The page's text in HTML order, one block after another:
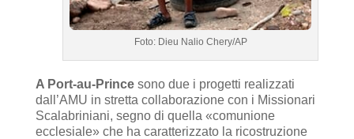
Foto: Dieu Nalio Chery/AP
A Port-au-Princesono due i progetti realizzati
dall’AMU in stretta collaborazione con i Missionari
Scalabriniani, segno di quella «comunione
ecclesiale» che ha caratterizzato la ricostruzione